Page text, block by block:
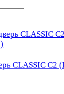
CLASSIC С2